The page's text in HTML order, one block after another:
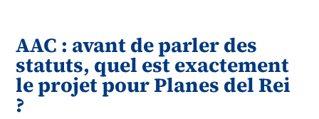
AAC : avant de parler des
statuts, quel est exactement
le projet pour Planes del Rei
?